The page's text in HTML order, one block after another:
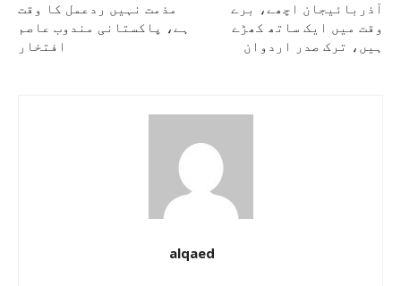
مذمت نہیں‌ ردعمل کا وقت
ہے، پاکستانی مندوب عاصم
افتخار
آذربائیجان اچھے، برے
وقت میں ایک ساتھ کھڑے
ہیں، ترک صدر اردوان
alqaed